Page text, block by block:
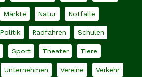
Märkte Natur Notfälle
Politik Radfahren Schulen
Sport Theater Tiere
Unternehmen Vereine Verkehr